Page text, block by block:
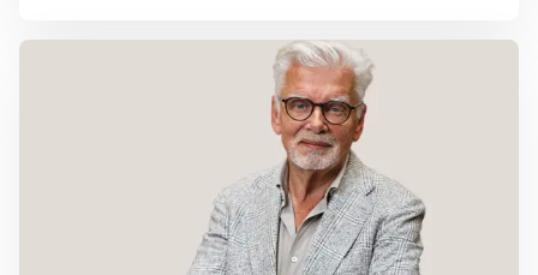
Lees meer over Column Jan Slagter: Samen staan we sterk